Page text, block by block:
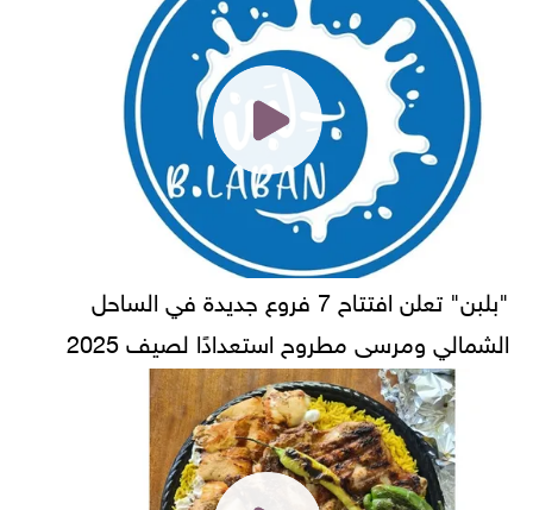
"بلبن" تعلن افتتاح 7 فروع جديدة في الساحل
الشمالي ومرسى مطروح استعدادًا لصيف 2025